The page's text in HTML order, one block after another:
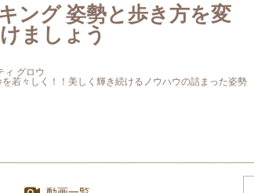
ング 姿勢と歩き方を変
ましょう
ィ グロウ
若々しく！！美しく輝き続けるノウハウの詰まった姿勢